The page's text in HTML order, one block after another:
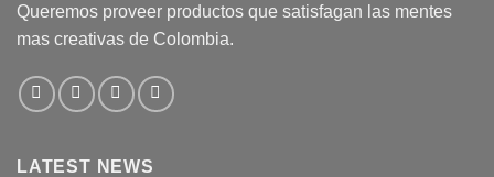
Queremos proveer productos que satisfagan las mentes
mas creativas de Colombia.
LATEST NEWS